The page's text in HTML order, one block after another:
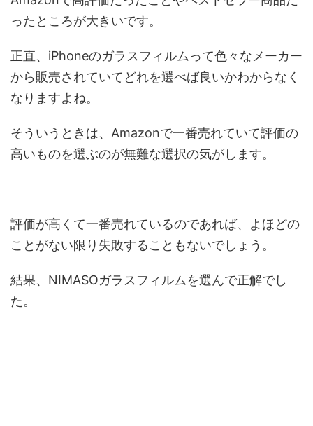
ったところが大きいです。
正直、iPhoneのガラスフィルムって色々なメーカー
から販売されていてどれを選べば良いかわからなく
なりますよね。
そういうときは、Amazonで一番売れていて評価の
高いものを選ぶのが無難な選択の気がします。
評価が高くて一番売れているのであれば、よほどの
ことがない限り失敗することもないでしょう。
結果、NIMASOガラスフィルムを選んで正解でし
た。